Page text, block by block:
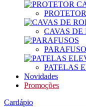
CAVAS DE
PATELAS
Novidades
Promoções
Cardápio